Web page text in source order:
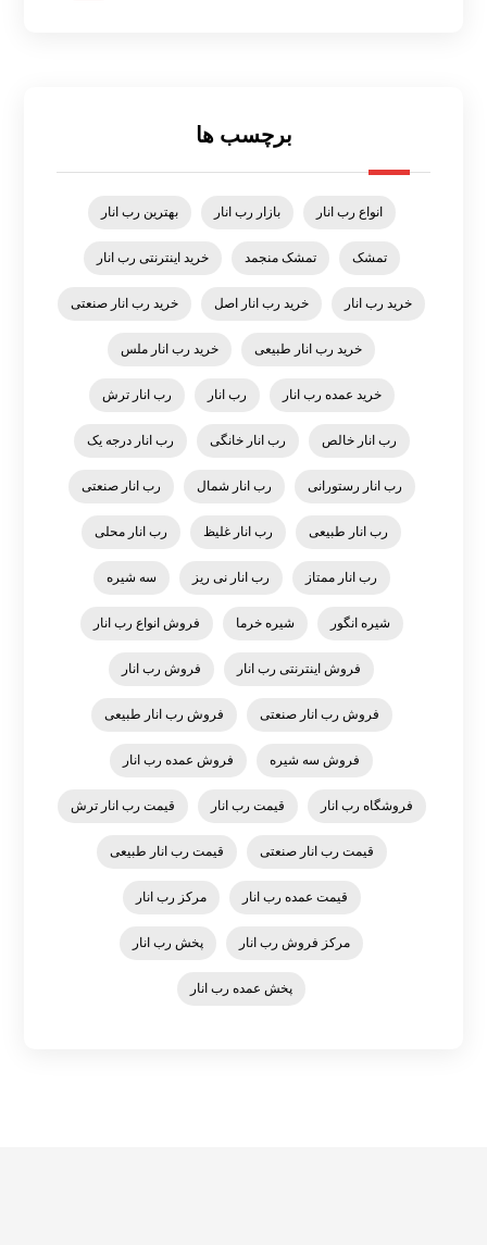
برچسب ها
انواع رب انار بازار رب انار بهترین رب انار
تمشک تمشک منجمد خرید اینترنتی رب انار
خرید رب انار خرید رب انار اصل خرید رب انار صنعتی
خرید رب انار طبیعی خرید رب انار ملس
خرید عمده رب انار رب انار رب انار ترش
رب انار خالص رب انار خانگی رب انار درجه یک
رب انار رستورانی رب انار شمال رب انار صنعتی
رب انار طبیعی رب انار غلیظ رب انار محلی
رب انار ممتاز رب انار نی ریز سه شیره
شیره انگور شیره خرما فروش انواع رب انار
فروش اینترنتی رب انار فروش رب انار
فروش رب انار صنعتی فروش رب انار طبیعی
فروش سه شیره فروش عمده رب انار
فروشگاه رب انار قیمت رب انار قیمت رب انار ترش
قیمت رب انار صنعتی قیمت رب انار طبیعی
قیمت عمده رب انار مرکز رب انار
مرکز فروش رب انار پخش رب انار
پخش عمده رب انار